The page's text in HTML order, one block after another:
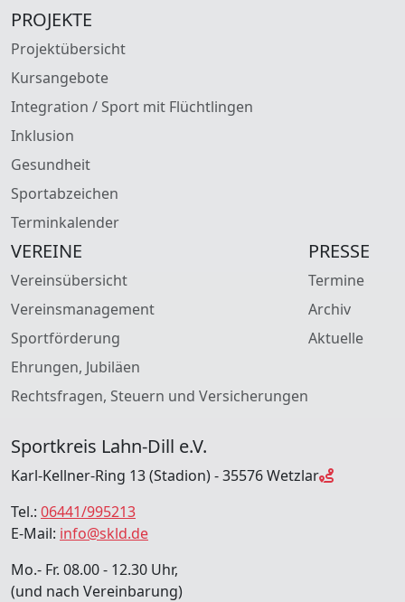
PROJEKTE
Projektübersicht
Kursangebote
Integration / Sport mit Flüchtlingen
Inklusion
Gesundheit
Sportabzeichen
Terminkalender
VEREINE
Vereinsübersicht
Vereinsmanagement
Sportförderung
Ehrungen, Jubiläen
Rechtsfragen, Steuern und Versicherungen
PRESSE
Termine
Archiv
Aktuelle
Sportkreis Lahn-Dill e.V.
Karl-Kellner-Ring 13 (Stadion) - 35576 Wetzlar
Tel.: 06441/995213
E-Mail: info@skld.de
Mo.- Fr. 08.00 - 12.30 Uhr,
(und nach Vereinbarung)